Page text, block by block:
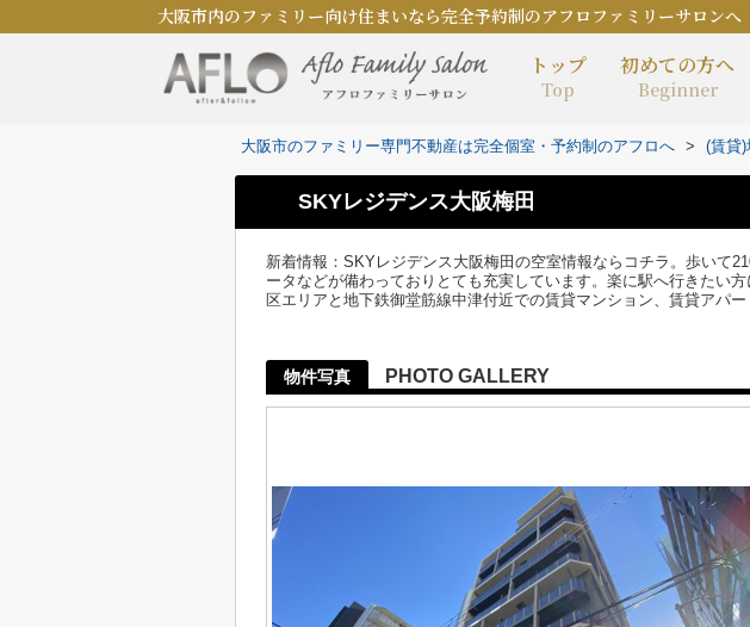
大阪市内のファミリー向け住まいなら完全予約制のアフロファミリーサロンへ
トップ
Top
初めての方へ
Beginner
大阪市のファミリー専門不動産は完全個室・予約制のアフロへ > (賃貸
SKYレジデンス大阪梅田
新着情報：SKYレジデンス大阪梅田の空室情報ならコチラ。歩いて
ータなどが備わっておりとても充実しています。楽に駅へ行きたい
区エリアと地下鉄御堂筋線中津付近での賃貸マンション、賃貸アパ
物件写真 PHOTO GALLERY